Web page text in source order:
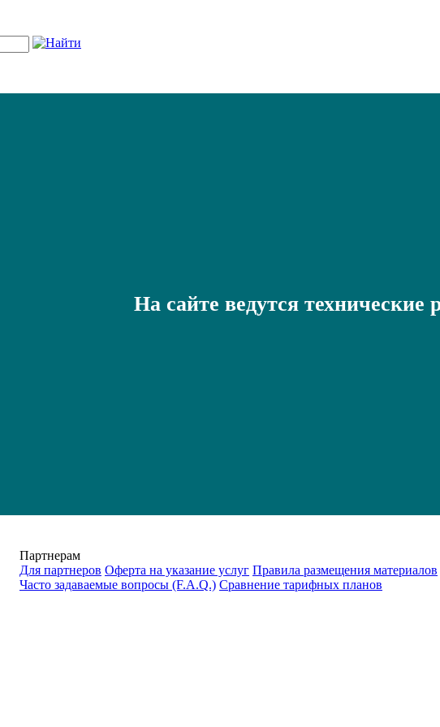
На сайте ведутся технические
Партнерам
Для партнеров Оферта на указание услуг Правила размещения материалов
Часто задаваемые вопросы (F.A.Q.) Cравнение тарифных планов